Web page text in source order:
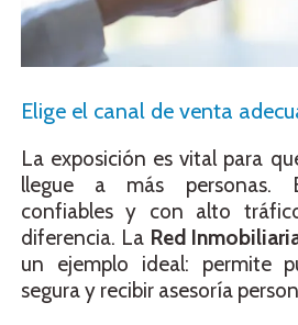
Elige el canal de venta
La exposición es vital para
llegue a más personas.
confiables y con alto
diferencia. La Red
un ejemplo ideal: permite
segura y recibir asesoría